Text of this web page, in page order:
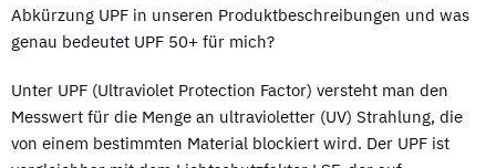
Abkürzung UPF in unseren Produktbeschreibungen und was
genau bedeutet UPF 50+ für mich?
Unter UPF (Ultraviolet Protection Factor) versteht man den
Messwert für die Menge an ultravioletter (UV) Strahlung, die
von einem bestimmten Material blockiert wird. Der UPF ist